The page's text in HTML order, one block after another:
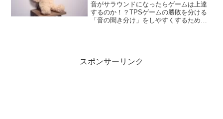
音がサラウンドになったらゲームは上達
するのか！？TPSゲームの勝敗を分ける
「音の聞き分け」をしやすくするために
スポンサーリンク